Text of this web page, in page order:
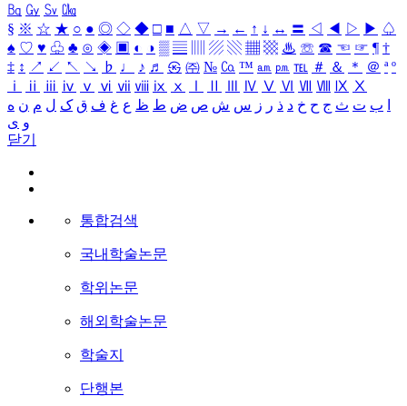
㏃ ㏉ ㏜ ㏆
§ ※ ☆ ★ ○ ● ◎ ◇ ◆ □ ■ △ ▽ → ← ↑ ↓ ↔ 〓 ◁ ◀ ▷ ▶ ♤
♠ ♡ ♥ ♧ ♣ ⊙ ◈ ▣ ◐ ◑ ▒ ▤ ▨ ▧ ▦ ▩ ♨ ☏ ☎ ☜ ☞ ¶ †
‡ ↕ ↗ ↙ ↖ ↘ ♭ ♩ ♪ ♬ ㉿ ㈜ № ㏇ ™ ㏂ ㏘ ℡ ＃ ＆ ＊ ＠ ª º
ⅰ
ⅱ ⅲ ⅳ ⅴ ⅵ ⅶ ⅷ ⅸ ⅹ Ⅳ Ⅴ Ⅵ Ⅶ Ⅷ Ⅸ Ⅹ
ب ت ث ج ح خ د ذ ر ز س ش ص ض ط ظ ع غ ف ق ک ل م ن ه
و ی
닫기
통합검색
국내학술논문
학위논문
해외학술논문
학술지
단행본